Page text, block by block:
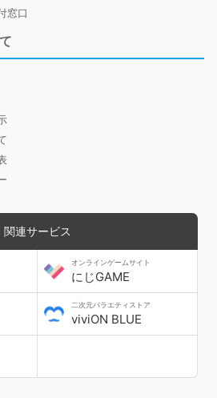
窓口
関連サービス
オンラインゲームサイト
にじGAME
二次元バラエティストア
viviON BLUE